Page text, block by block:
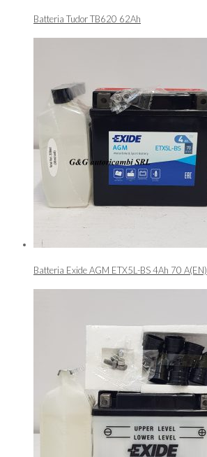
Batteria Tudor TB620 62Ah
Batteria Exide AGM ETX5L-BS 4Ah 70 A(EN)